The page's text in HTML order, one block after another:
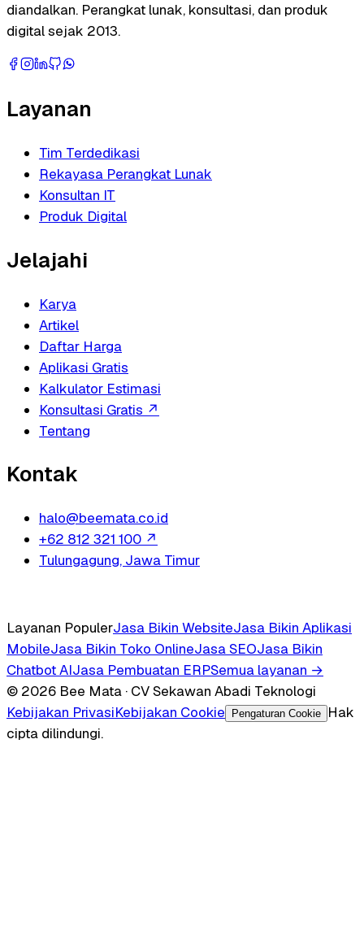
diandalkan. Perangkat lunak, konsultasi, dan produk
digital sejak 2013.
Layanan
Tim Terdedikasi
Rekayasa Perangkat Lunak
Konsultan IT
Produk Digital
Jelajahi
Karya
Artikel
Daftar Harga
Aplikasi Gratis
Kalkulator Estimasi
Konsultasi Gratis ↗
Tentang
Kontak
halo@beemata.co.id
+62 812 321 100 ↗
Tulungagung, Jawa Timur
Layanan PopulerJasa Bikin WebsiteJasa Bikin Aplikasi
MobileJasa Bikin Toko OnlineJasa SEOJasa Bikin
Chatbot AIJasa Pembuatan ERPSemua layanan →
© 2026 Bee Mata · CV Sekawan Abadi Teknologi
Kebijakan PrivasiKebijakan Cookie Pengaturan Cookie
Hak
cipta dilindungi.